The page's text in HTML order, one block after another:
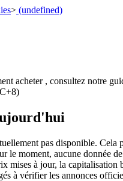
> (undefined)
acheter , consultez notre
pas disponible. Cela
le moment, aucune donnée
mises à jour, la capitalisation
à vérifier les annonces